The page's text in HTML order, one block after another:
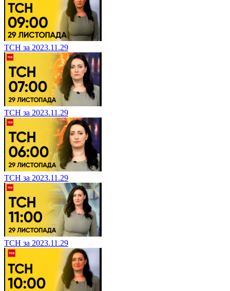
ТСН за 2023.11.29
ТСН за 2023.11.29
ТСН за 2023.11.29
ТСН за 2023.11.29